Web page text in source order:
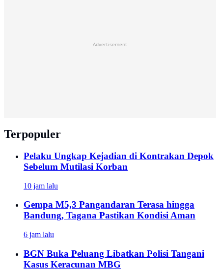
Advertisement
Terpopuler
Pelaku Ungkap Kejadian di Kontrakan Depok
Sebelum Mutilasi Korban
10 jam lalu
Gempa M5,3 Pangandaran Terasa hingga
Bandung, Tagana Pastikan Kondisi Aman
6 jam lalu
BGN Buka Peluang Libatkan Polisi Tangani
Kasus Keracunan MBG